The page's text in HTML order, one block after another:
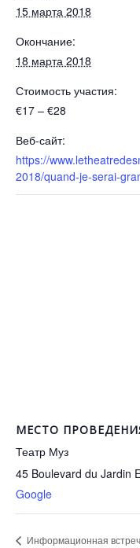
15 марта 2018
Окончание:
18 марта 2018
Стоимость участия:
€17 – €28
Веб-сайт:
https://
2018/quand-je-serai-
МЕСТО
Театр Муз
45 Boulevard du Jardin
Google
Информационная